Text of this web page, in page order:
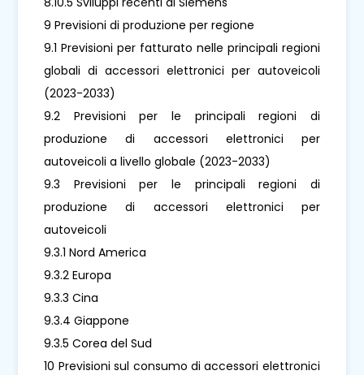
9 Previsioni di produzione per regione
9.1 Previsioni per fatturato nelle principali regioni
globali di accessori elettronici per autoveicoli
(2023-2033)
9.2 Previsioni per le principali regioni di
produzione di accessori elettronici per
autoveicoli a livello globale (2023-2033)
9.3 Previsioni per le principali regioni di
produzione di accessori elettronici per
autoveicoli
9.3.1 Nord America
9.3.2 Europa
9.3.3 Cina
9.3.4 Giappone
9.3.5 Corea del Sud
10 Previsioni sul consumo di accessori elettronici